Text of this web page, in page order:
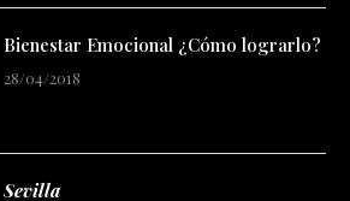
Bienestar Emocional ¿Cómo lograrlo?
28/04/2018
Sevilla